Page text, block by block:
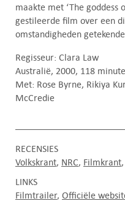
maakte met ‘The goddess
gestileerde film over een
omstandigheden
Regisseur: Clara Law
Australië, 2000, 118
Met: Rose Byrne, Rikiya
McCredie
RECENSIES
Volkskrant NRC Filmkrant
LINKS
Filmtrailer Officiële